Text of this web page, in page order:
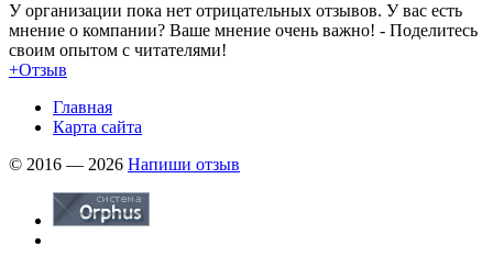
У организации пока нет отрицательных отзывов. У вас есть
мнение о компании? Ваше мнение очень важно! - Поделитесь
своим опытом с читателями!
+Отзыв
Главная
Карта сайта
© 2016 — 2026 Напиши отзыв